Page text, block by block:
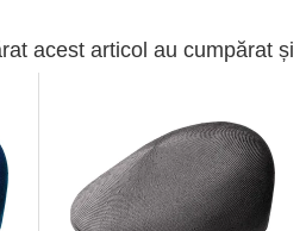
acest articol au cumpărat și